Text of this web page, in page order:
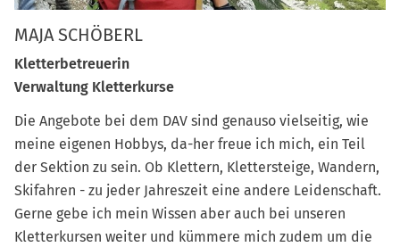
MAJA SCHÖBERL
Kletterbetreuerin
Verwaltung Kletterkurse
Die Angebote bei dem DAV sind genauso vielseitig, wie
meine eigenen Hobbys, da-her freue ich mich, ein Teil
der Sektion zu sein. Ob Klettern, Klettersteige, Wandern,
Skifahren - zu jeder Jahreszeit eine andere Leidenschaft.
Gerne gebe ich mein Wissen aber auch bei unseren
Kletterkursen weiter und kümmere mich zudem um die